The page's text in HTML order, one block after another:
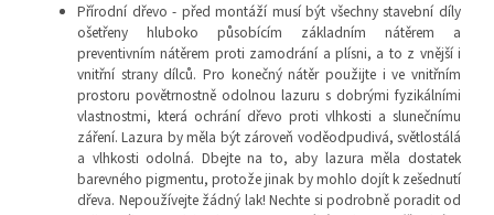
Přírodní dřevo - před montáží musí být všechny stavební díly
ošetřeny hluboko působícím základním nátěrem a
preventivním nátěrem proti zamodrání a plísni, a to z vnější i
vnitřní strany dílců. Pro konečný nátěr použijte i ve vnitřním
prostoru povětrnostně odolnou lazuru s dobrými fyzikálními
vlastnostmi, která ochrání dřevo proti vlhkosti a slunečnímu
záření. Lazura by měla být zároveň voděodpudivá, světlostálá
a vlhkosti odolná. Dbejte na to, aby lazura měla dostatek
barevného pigmentu, protože jinak by mohlo dojít k zešednutí
dřeva. Nepoužívejte žádný lak! Nechte si podrobně poradit od